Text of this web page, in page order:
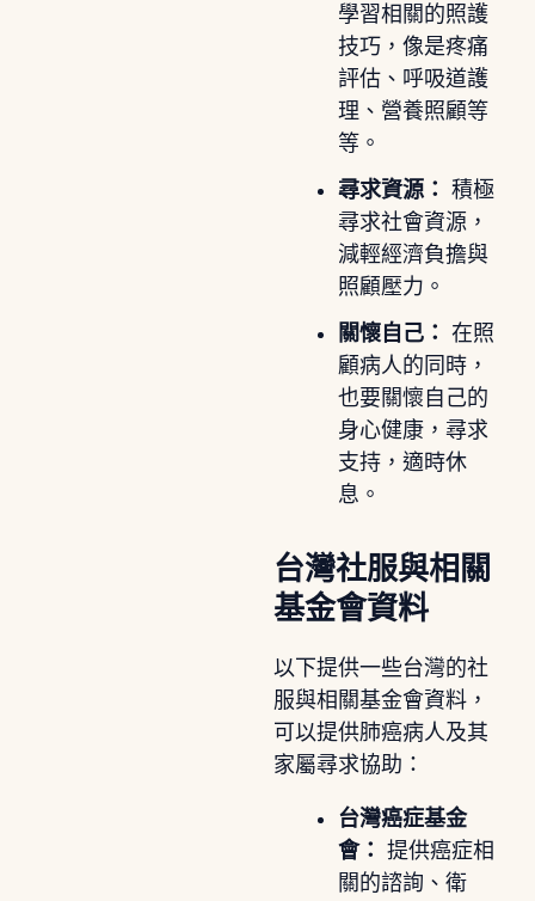
學習相關的照護
技巧，像是疼痛
評估、呼吸道護
理、營養照顧等
等。
尋求資源： 積極
尋求社會資源，
減輕經濟負擔與
照顧壓力。
關懷自己： 在照
顧病人的同時，
也要關懷自己的
身心健康，尋求
支持，適時休
息。
台灣社服與相關
基金會資料
以下提供一些台灣的社
服與相關基金會資料，
可以提供肺癌病人及其
家屬尋求協助：
台灣癌症基金
會： 提供癌症相
關的諮詢、衛